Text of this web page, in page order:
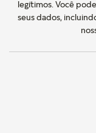
legítimos. Você
seus dados,